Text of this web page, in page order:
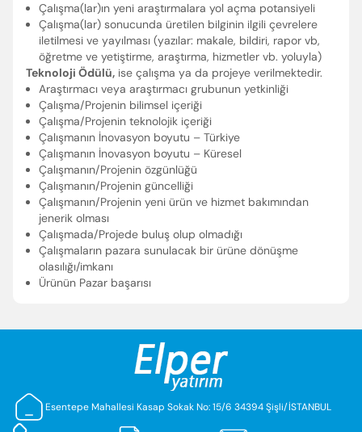
Çalışma(lar)ın yeni araştırmalara yol açma potansiyeli
Çalışma(lar) sonucunda üretilen bilginin ilgili çevrelere
iletilmesi ve yayılması (yazılar: makale, bildiri, rapor vb,
öğretme ve yetiştirme, araştırma, hizmetler vb. yoluyla)
Teknoloji Ödülü, ise çalışma ya da projeye verilmektedir.
Araştırmacı veya araştırmacı grubunun yetkinliği
Çalışma/Projenin bilimsel içeriği
Çalışma/Projenin teknolojik içeriği
Çalışmanın İnovasyon boyutu – Türkiye
Çalışmanın İnovasyon boyutu – Küresel
Çalışmanın/Projenin özgünlüğü
Çalışmanın/Projenin güncelliği
Çalışmanın/Projenin yeni ürün ve hizmet bakımından
jenerik olması
Çalışmada/Projede buluş olup olmadığı
Çalışmaların pazara sunulacak bir ürüne dönüşme
olasılığı/imkanı
Ürünün Pazar başarısı
Esentepe Mahallesi Kasap Sokak No: 15/6 34394 Şişli/İSTANBUL